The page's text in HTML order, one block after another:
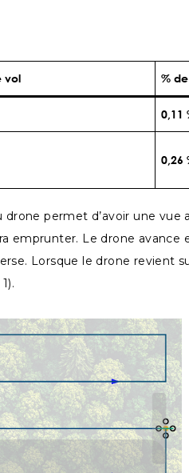
vol %
0,11
0,26
permet d’avoir une
emprunter. Le drone
Lorsque le drone revient